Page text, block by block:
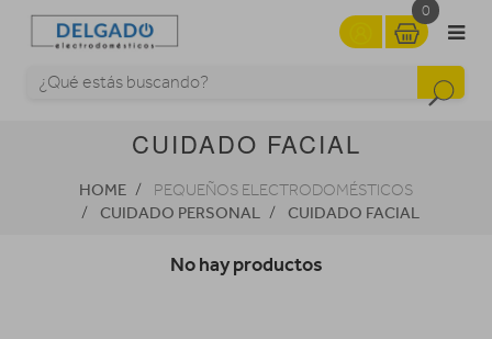
0
CUIDADO FACIAL
HOME PEQUEÑOS ELECTRODOMÉSTICOS
CUIDADO PERSONAL CUIDADO FACIAL
No hay productos